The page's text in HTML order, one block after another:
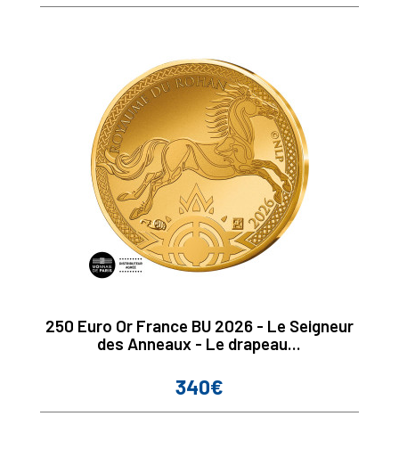
250 Euro Or France BU 2026 - Le Seigneur
des Anneaux - Le drapeau...
Prix
340€